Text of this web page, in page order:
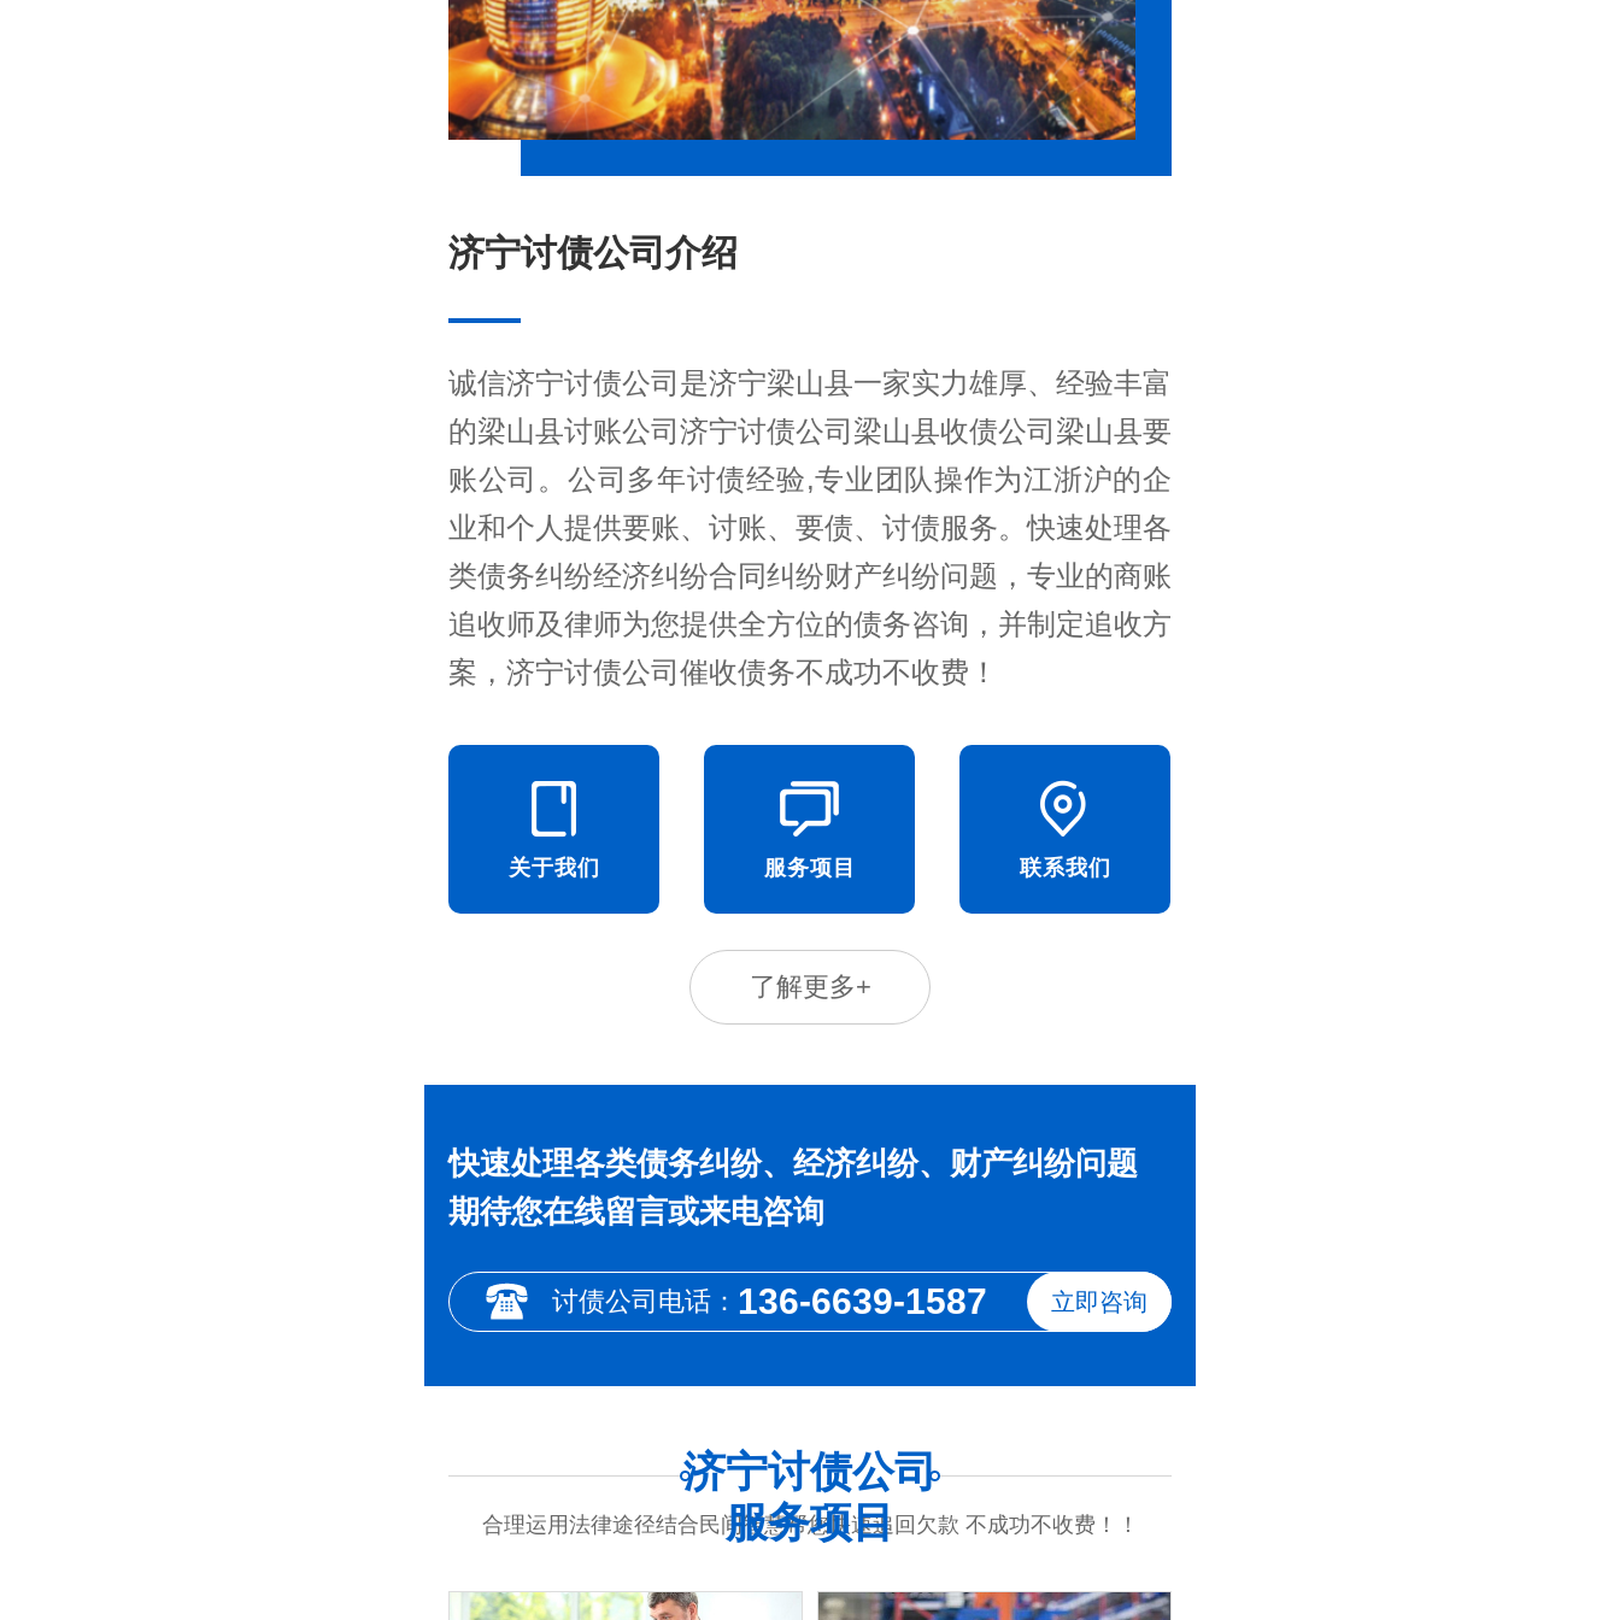
济宁讨债公司介绍
诚信济宁讨债公司是济宁梁山县一家实力雄厚、经验丰富
的梁山县讨账公司济宁讨债公司梁山县收债公司梁山县要
账公司。公司多年讨债经验,专业团队操作为江浙沪的企
业和个人提供要账、讨账、要债、讨债服务。快速处理各
类债务纠纷经济纠纷合同纠纷财产纠纷问题，专业的商账
追收师及律师为您提供全方位的债务咨询，并制定追收方
案，济宁讨债公司催收债务不成功不收费！
关于我们 服务项目 联系我们
了解更多+
快速处理各类债务纠纷、经济纠纷、财产纠纷问题
期待您在线留言或来电咨询
讨债公司电话： 136-6639-1587 立即咨询
济宁讨债公司
服务项目
合理运用法律途径结合民间智慧帮您快速追回欠款 不成功不收费！！